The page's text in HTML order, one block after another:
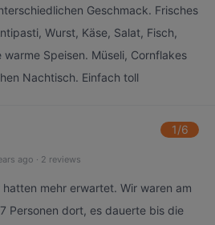
Geschmack. Frisches
Wurst, Käse, Salat, Fisch,
Speisen. Müseli, Cornflakes
Nachtisch. Einfach toll
1/6
ago · 2 reviews
mehr erwartet. Wir waren am
Personen dort, es dauerte bis die